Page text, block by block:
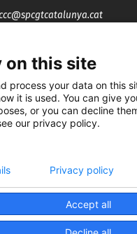
spcgtcatalunya.cat
on this site
process your data on this
it is used. You can give
or you can decline
our privacy policy.
Accept all
Privacy policy